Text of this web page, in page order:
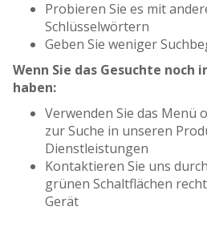
Probieren Sie es mit
Schlüsselwörtern
Geben Sie weniger
Wenn Sie das Gesuchte
haben:
Verwenden Sie das Menü
zur Suche in unseren
Dienstleistungen
Kontaktieren Sie uns
grünen Schaltflächen
Gerät